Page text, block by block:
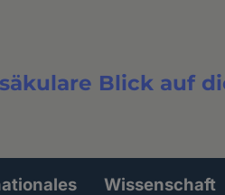
Blick auf
Wissenschaft